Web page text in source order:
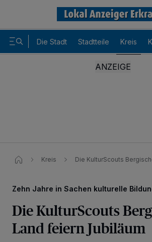
Die Stadt Stadtteile Kreis
Kreis Die KulturScouts
Zehn Jahre in Sachen kulturelle
Die KulturScouts
Land feiern Jubiläum